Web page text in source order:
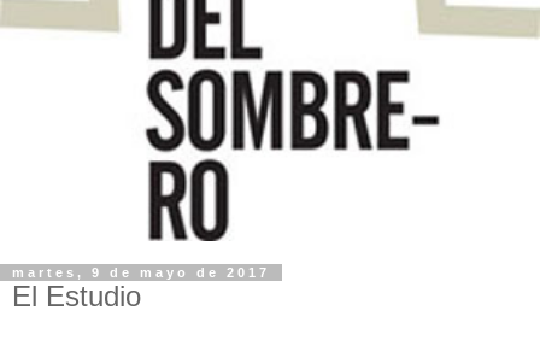
martes, 9 de mayo de 2017
El Estudio